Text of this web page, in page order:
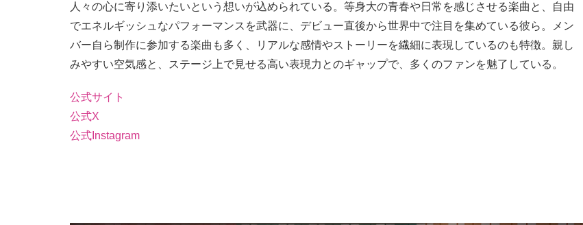
人々の心に寄り添いたいという想いが込められている。等身大の青春や日常を感じさせる楽曲と、自由
でエネルギッシュなパフォーマンスを武器に、デビュー直後から世界中で注目を集めている彼ら。メン
バー自ら制作に参加する楽曲も多く、リアルな感情やストーリーを繊細に表現しているのも特徴。親し
みやすい空気感と、ステージ上で見せる高い表現力とのギャップで、多くのファンを魅了している。
公式サイト
公式X
公式Instagram